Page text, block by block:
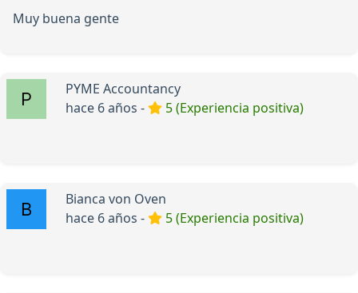
Muy buena gente
PYME Accountancy
hace 6 años -
5 (Experiencia positiva)
Bianca von Oven
hace 6 años -
5 (Experiencia positiva)